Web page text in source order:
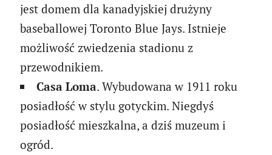
jest domem dla kanadyjskiej drużyny
baseballowej Toronto Blue Jays. Istnieje
możliwość zwiedzenia stadionu z
przewodnikiem.
Casa Loma. Wybudowana w 1911 roku
posiadłość w stylu gotyckim. Niegdyś
posiadłość mieszkalna, a dziś muzeum i
ogród.